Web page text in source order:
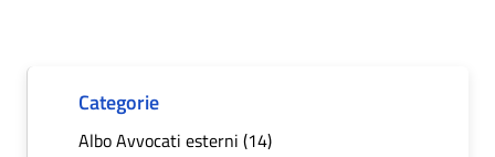
Categorie
Albo Avvocati esterni (14)